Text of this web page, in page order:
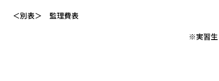
＜別表＞ 監理費表
※実習生１人当たり金額：